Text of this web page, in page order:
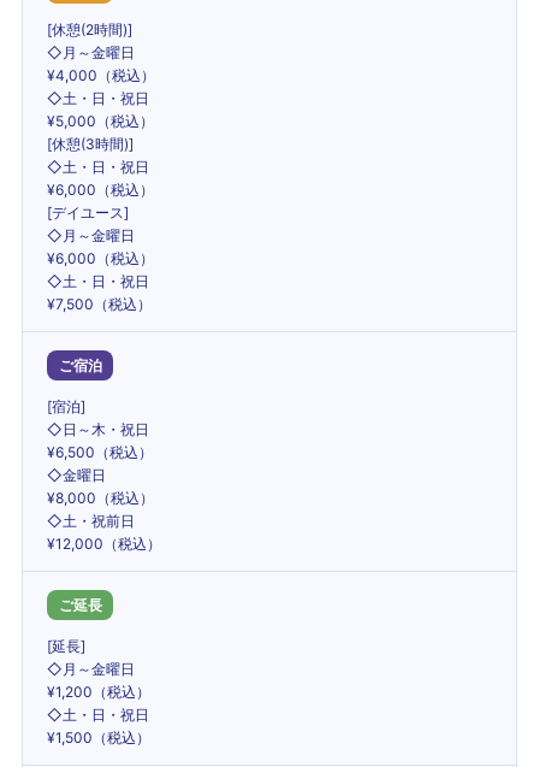
[休憩(2時間)]
◇月～金曜日
¥4,000（税込）
◇土・日・祝日
¥5,000（税込）
[休憩(3時間)]
◇土・日・祝日
¥6,000（税込）
[デイユース]
◇月～金曜日
¥6,000（税込）
◇土・日・祝日
¥7,500（税込）
ご宿泊
[宿泊]
◇日～木・祝日
¥6,500（税込）
◇金曜日
¥8,000（税込）
◇土・祝前日
¥12,000（税込）
ご延長
[延長]
◇月～金曜日
¥1,200（税込）
◇土・日・祝日
¥1,500（税込）